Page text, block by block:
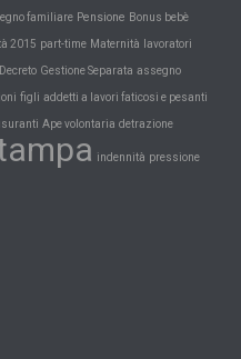
familiare Pensione Bonus bebè
2015 part-time Maternità lavoratori
Decreto Gestione Separata assegno
figli addetti a lavori faticosi e pesanti
Ape volontaria detrazione
indennità pressione